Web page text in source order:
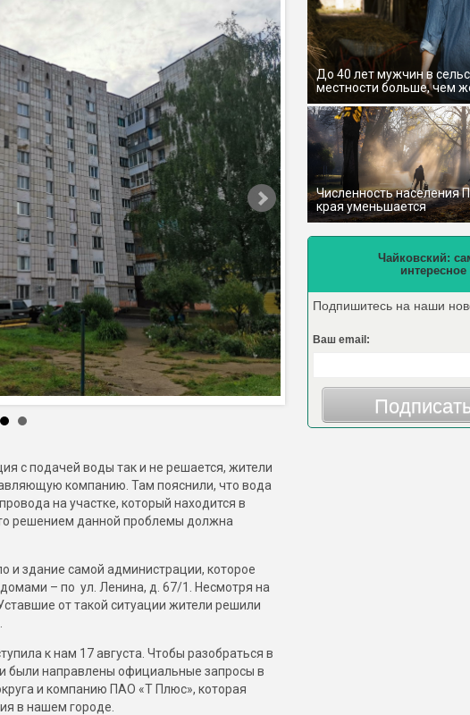
с подачей воды так и не решается, жители
компанию. Там пояснили, что вода
на участке, который находится в
решением данной проблемы должна
и здание самой администрации, которое
– по ул. Ленина, д. 67/1. Несмотря на
от такой ситуации жители решили
к нам 17 августа. Чтобы разобраться в
были направлены официальные запросы в
и компанию ПАО «Т Плюс», которая
в нашем городе.
До 40 лет мужчин в
местности больше, чем
Численность населения
края уменьшается
Чайковский:
интересное
Подпишитесь на наши
Ваш email: